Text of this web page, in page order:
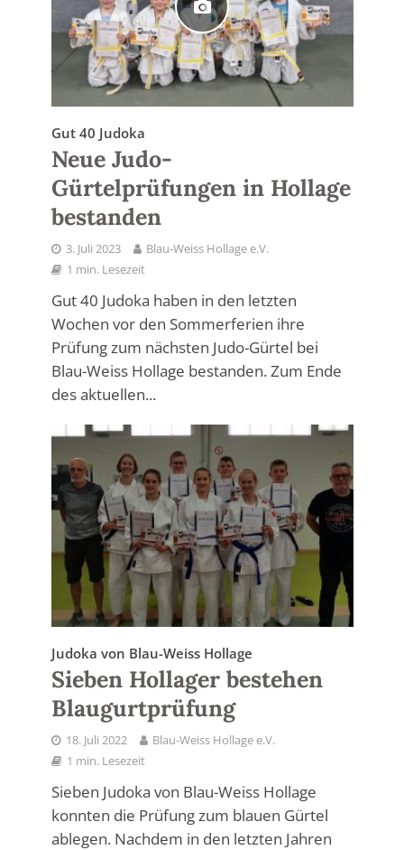
Gut 40 Judoka
Neue Judo-
Gürtelprüfungen in Hollage
bestanden
3. Juli 2023
Blau-Weiss Hollage e.V.
1 min. Lesezeit
Gut 40 Judoka haben in den letzten
Wochen vor den Sommerferien ihre
Prüfung zum nächsten Judo-Gürtel bei
Blau-Weiss Hollage bestanden. Zum Ende
des aktuellen...
Judoka von Blau-Weiss Hollage
Sieben Hollager bestehen
Blaugurtprüfung
18. Juli 2022
Blau-Weiss Hollage e.V.
1 min. Lesezeit
Sieben Judoka von Blau-Weiss Hollage
konnten die Prüfung zum blauen Gürtel
ablegen. Nachdem in den letzten Jahren